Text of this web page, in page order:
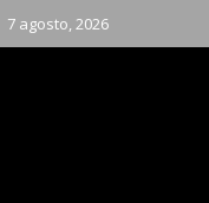
7 agosto, 2026